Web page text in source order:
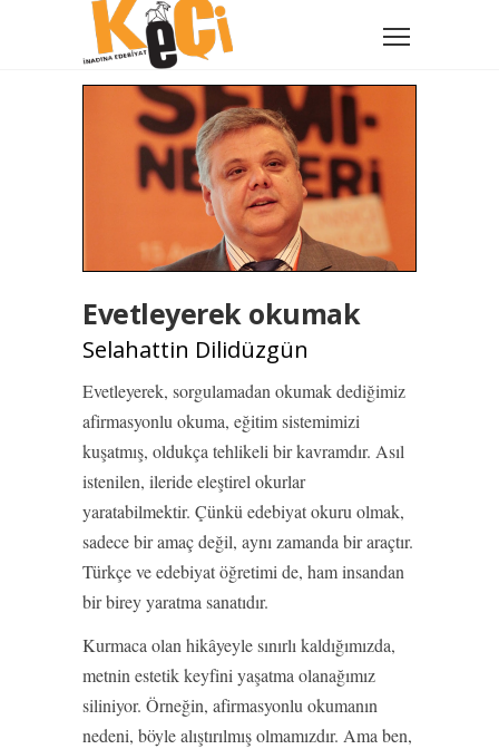
Evetleyerek okumak
Selahattin Dilidüzgün
Evetleyerek, sorgulamadan okumak dediğimiz
afirmasyonlu okuma, eğitim sistemimizi
kuşatmış, oldukça tehlikeli bir kavramdır. Asıl
istenilen, ileride eleştirel okurlar
yaratabilmektir. Çünkü edebiyat okuru olmak,
sadece bir amaç değil, aynı zamanda bir araçtır.
Türkçe ve edebiyat öğretimi de, ham insandan
bir birey yaratma sanatıdır.
Kurmaca olan hikâyeyle sınırlı kaldığımızda,
metnin estetik keyfini yaşatma olanağımız
siliniyor. Örneğin, afirmasyonlu okumanın
nedeni, böyle alıştırılmış olmamızdır. Ama ben,